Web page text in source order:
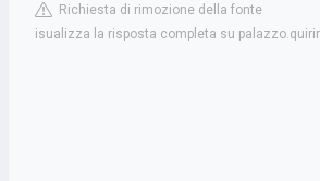
Richiesta di rimozione della fonte
isualizza la risposta completa su